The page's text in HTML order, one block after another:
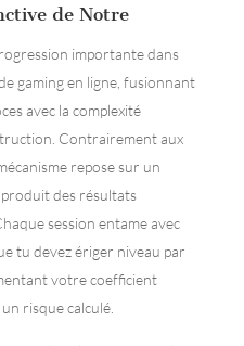
de Notre
importante dans
gaming en ligne, fusionnant
avec la complexité
Contrairement aux
repose sur un
des résultats
session entame avec
tu devez ériger niveau par
votre coefficient
risque calculé.